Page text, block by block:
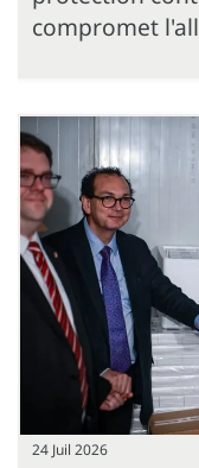
compromet
24 Juil 2026